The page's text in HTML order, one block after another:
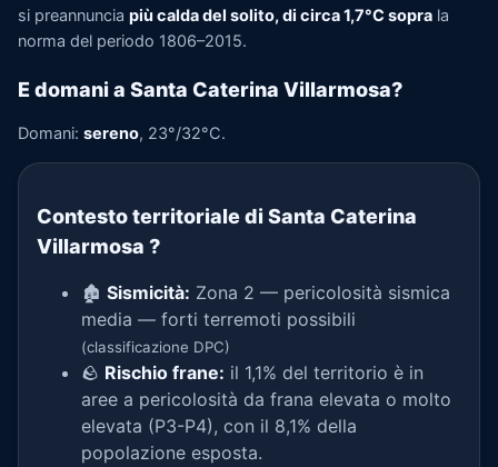
si preannuncia più calda del solito, di circa 1,7°C sopra la
norma del periodo 1806–2015.
E domani a Santa Caterina Villarmosa?
Domani: sereno, 23°/32°C.
Contesto territoriale di Santa Caterina
Villarmosa ?
🏚️ Sismicità: Zona 2 — pericolosità sismica
media — forti terremoti possibili
(classificazione DPC)
🪨 Rischio frane: il 1,1% del territorio è in
aree a pericolosità da frana elevata o molto
elevata (P3-P4), con il 8,1% della
popolazione esposta.